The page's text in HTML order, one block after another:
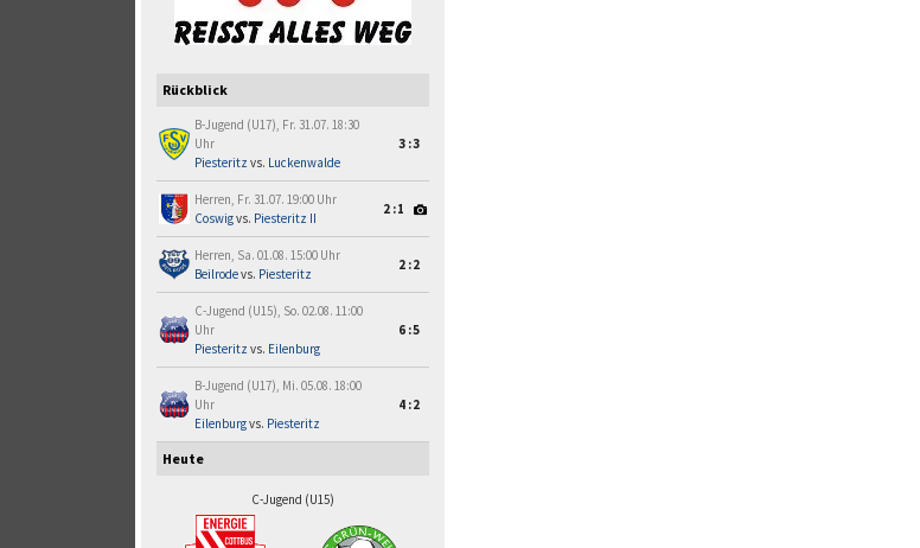
Rückblick
B-Jugend (U17), Fr. 31.07. 18:30
Uhr
Piesteritz vs. Luckenwalde
3:3
Herren, Fr. 31.07. 19:00 Uhr
Coswigvs. Piesteritz II
2:1
Herren, Sa. 01.08. 15:00 Uhr
Beilrodevs. Piesteritz
2:2
C-Jugend (U15), So. 02.08. 11:00
Uhr
Piesteritz vs. Eilenburg
6:5
B-Jugend (U17), Mi. 05.08. 18:00
Uhr
Eilenburgvs. Piesteritz
4:2
Heute
C-Jugend (U15)